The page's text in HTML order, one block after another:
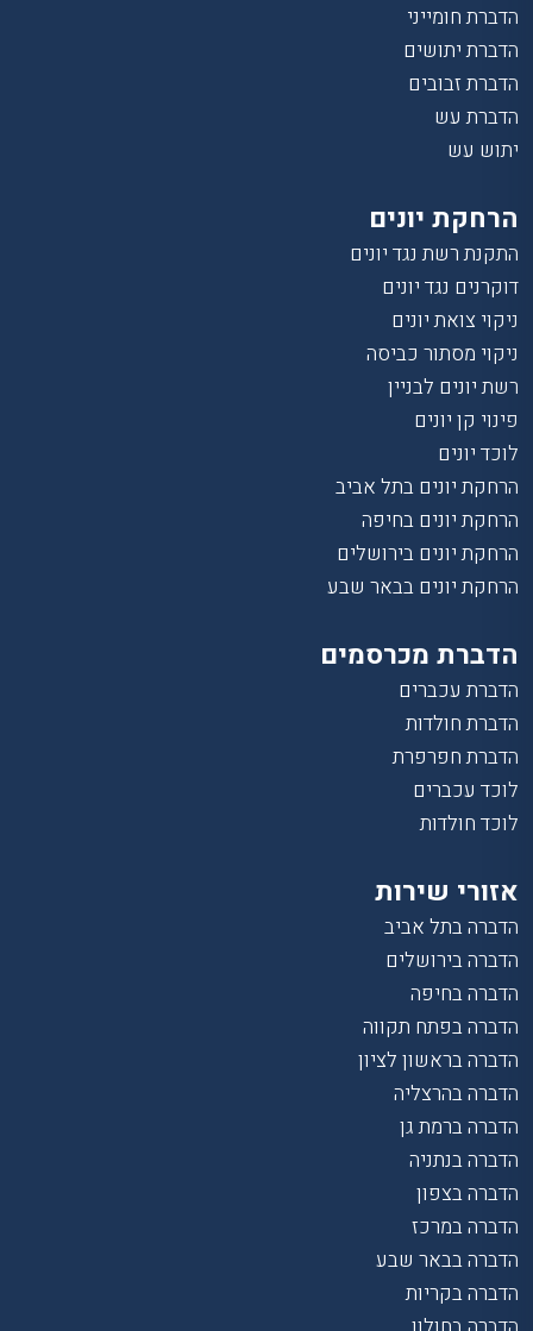
הדברת חומייני
הדברת יתושים
הדברת זבובים
הדברת עש
יתוש עש
הרחקת יונים
התקנת רשת נגד יונים
דוקרנים נגד יונים
ניקוי צואת יונים
ניקוי מסתור כביסה
רשת יונים לבניין
פינוי קן יונים
לוכד יונים
הרחקת יונים בתל אביב
הרחקת יונים בחיפה
הרחקת יונים בירושלים
הרחקת יונים בבאר שבע
הדברת מכרסמים
הדברת עכברים
הדברת חולדות
הדברת חפרפרת
לוכד עכברים
לוכד חולדות
אזורי שירות
הדברה בתל אביב
הדברה בירושלים
הדברה בחיפה
הדברה בפתח תקווה
הדברה בראשון לציון
הדברה בהרצליה
הדברה ברמת גן
הדברה בנתניה
הדברה בצפון
הדברה במרכז
הדברה בבאר שבע
הדברה בקריות